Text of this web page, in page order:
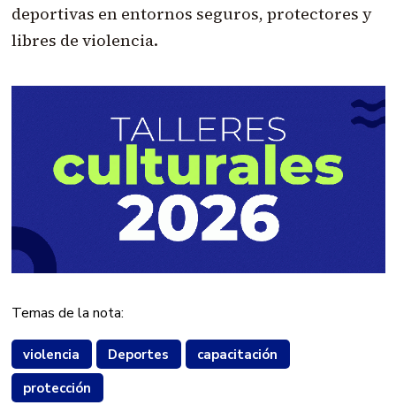
deportivas en entornos seguros, protectores y
libres de violencia.
Temas de la nota:
violencia Deportes
capacitación
protección